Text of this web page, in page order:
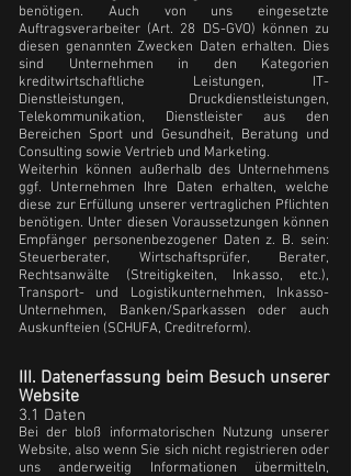
benötigen. Auch von uns eingesetzte
Auftragsverarbeiter (Art. 28 DS-GVO) können zu
diesen genannten Zwecken Daten erhalten. Dies
sind Unternehmen in den Kategorien
kreditwirtschaftliche Leistungen, IT-
Dienstleistungen, Druckdienstleistungen,
Telekommunikation, Dienstleister aus den
Bereichen Sport und Gesundheit, Beratung und
Consulting sowie Vertrieb und Marketing.
Weiterhin können außerhalb des Unternehmens
ggf. Unternehmen Ihre Daten erhalten, welche
diese zur Erfüllung unserer vertraglichen Pflichten
benötigen. Unter diesen Voraussetzungen können
Empfänger personenbezogener Daten z. B. sein:
Steuerberater, Wirtschaftsprüfer, Berater,
Rechtsanwälte (Streitigkeiten, Inkasso, etc.),
Transport- und Logistikunternehmen, Inkasso-
Unternehmen, Banken/Sparkassen oder auch
Auskunfteien (SCHUFA, Creditreform).
III. Datenerfassung beim Besuch unserer
Website
3.1 Daten
Bei der bloß informatorischen Nutzung unserer
Website, also wenn Sie sich nicht registrieren oder
uns anderweitig Informationen übermitteln,